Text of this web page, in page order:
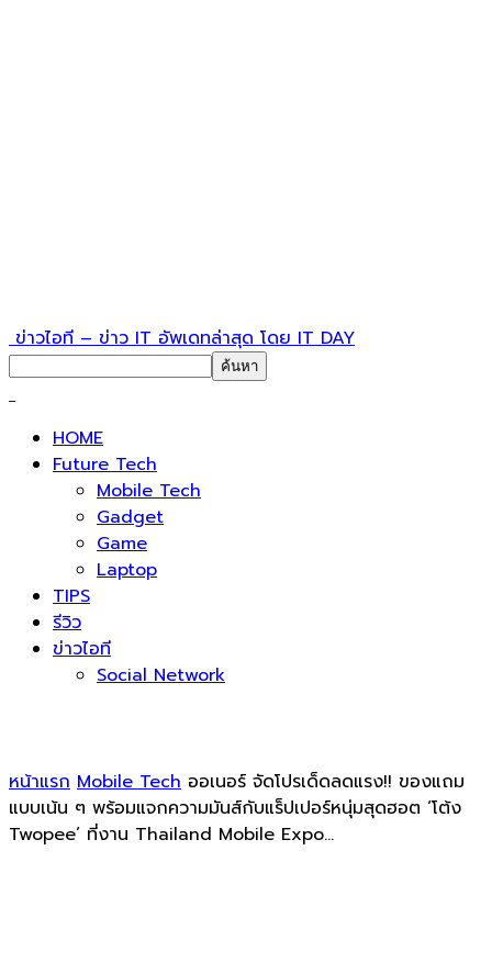
ข่าวไอที – ข่าว IT อัพเดทล่าสุด โดย IT DAY
HOME
Future Tech
Mobile Tech
Gadget
Game
Laptop
TIPS
รีวิว
ข่าวไอที
Social Network
หน้าแรก Mobile Tech ออเนอร์ จัดโปรเด็ดลดแรง!! ของแถม
แบบเน้น ๆ พร้อมแจกความมันส์กับแร็ปเปอร์หนุ่มสุดฮอต ‘โต้ง
Twopee’ ที่งาน Thailand Mobile Expo...